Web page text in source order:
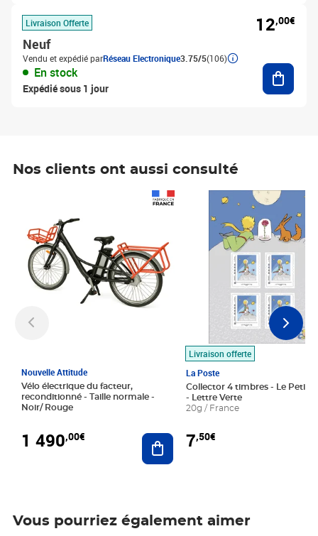
Livraison Offerte
Neuf
Vendu et expédié parRéseau Electronique3.75/5(106)
En stock
Expédié sous 1 jour
12,00€
Nos clients ont aussi consulté
Nouvelle Attitude
Vélo électrique du facteur,
reconditionné - Taille normale -
Noir/ Rouge
1 490,00€ Ajouter au panier
Livraison offerte
La Poste
Collector 4 timbres - Le Petit
- Lettre Verte
20g / France
7,50€
Prix 7,50€
Vous pourriez également aimer